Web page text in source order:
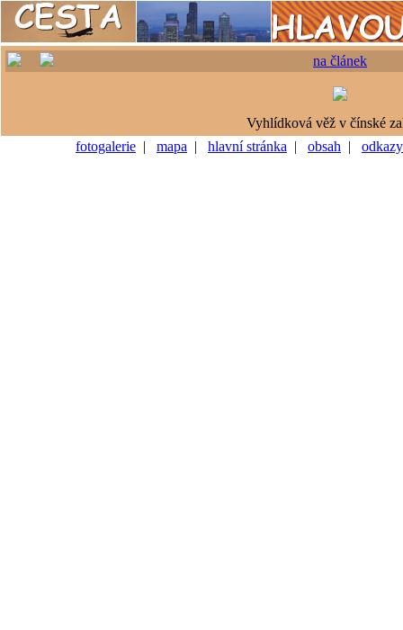
na článek
Vyhlídková věž v čínské
fotogalerie | mapa | hlavní stránka | obsah | odkazy